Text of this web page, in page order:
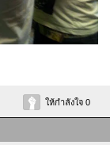
ให้กำลังใจ 0